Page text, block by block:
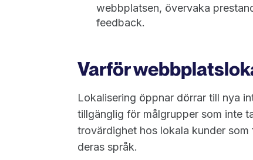
webbplatsen, övervaka
feedback.
Varför
Lokalisering öppnar dörrar till nya
tillgänglig för målgrupper som inte
trovärdighet hos lokala kunder
deras språk.